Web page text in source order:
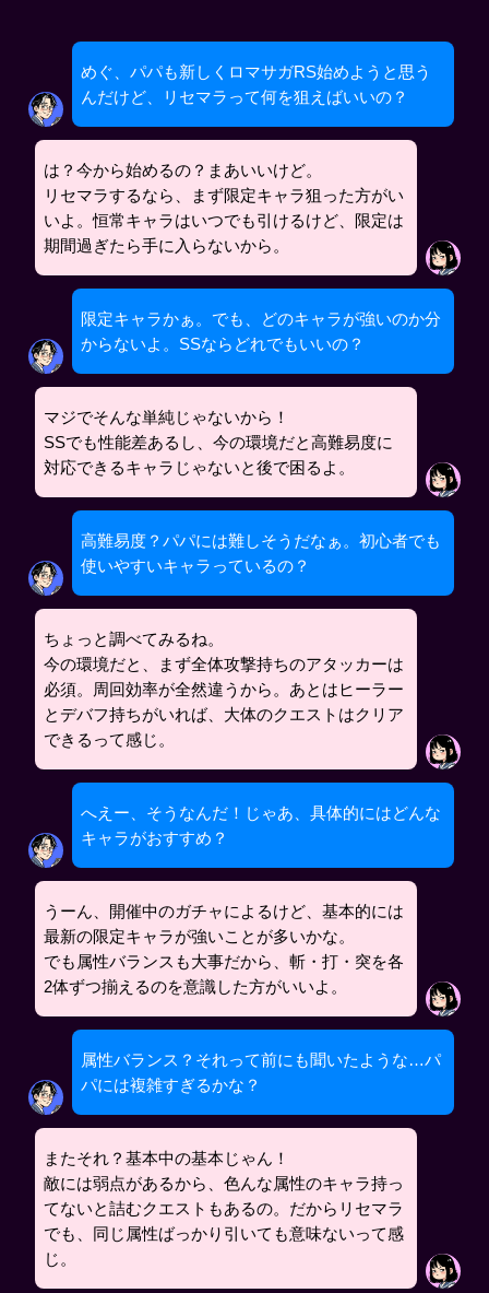
めぐ、パパも新しくロマサガRS始めようと思う
んだけど、リセマラって何を狙えばいいの？
は？今から始めるの？まあいいけど。
リセマラするなら、まず限定キャラ狙った方がい
いよ。恒常キャラはいつでも引けるけど、限定は
期間過ぎたら手に入らないから。
限定キャラかぁ。でも、どのキャラが強いのか分
からないよ。SSならどれでもいいの？
マジでそんな単純じゃないから！
SSでも性能差あるし、今の環境だと高難易度に
対応できるキャラじゃないと後で困るよ。
高難易度？パパには難しそうだなぁ。初心者でも
使いやすいキャラっているの？
ちょっと調べてみるね。
今の環境だと、まず全体攻撃持ちのアタッカーは
必須。周回効率が全然違うから。あとはヒーラー
とデバフ持ちがいれば、大体のクエストはクリア
できるって感じ。
へえー、そうなんだ！じゃあ、具体的にはどんな
キャラがおすすめ？
うーん、開催中のガチャによるけど、基本的には
最新の限定キャラが強いことが多いかな。
でも属性バランスも大事だから、斬・打・突を各
2体ずつ揃えるのを意識した方がいいよ。
属性バランス？それって前にも聞いたような…パ
パには複雑すぎるかな？
またそれ？基本中の基本じゃん！
敵には弱点があるから、色んな属性のキャラ持っ
てないと詰むクエストもあるの。だからリセマラ
でも、同じ属性ばっかり引いても意味ないって感
じ。